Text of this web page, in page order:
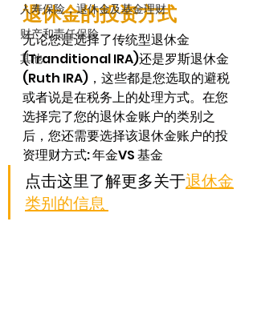
人寿保险，退休金及基金理财
财产和责任保险
其他
退休金的投资方式
无论您是选择了传统型退休金
(Tranditional IRA)还是罗斯退休金
(Ruth IRA)，这些都是您选取的避税
或者说是在税务上的处理方式。在您
选择完了您的退休金账户的类别之
后，您还需要选择该退休金账户的投
资理财方式: 年金VS 基金
点击这里了解更多关于退休金
类别的信息